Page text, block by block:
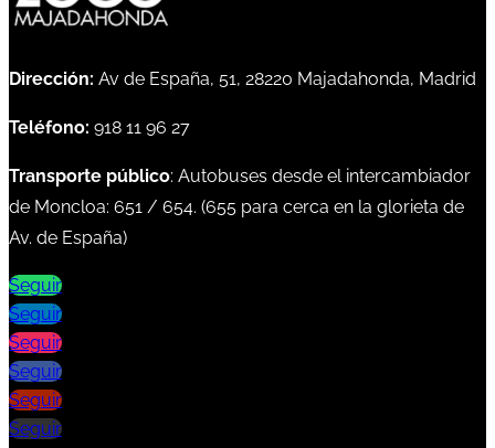
Dirección: Av de España, 51, 28220 Majadahonda, Madrid
Teléfono: 918 11 96 27
Transporte público: Autobuses desde el intercambiador
de Moncloa: 651 / 654. (655 para cerca en la glorieta de
Av. de España)
Seguir
Seguir
Seguir
Seguir
Seguir
Seguir